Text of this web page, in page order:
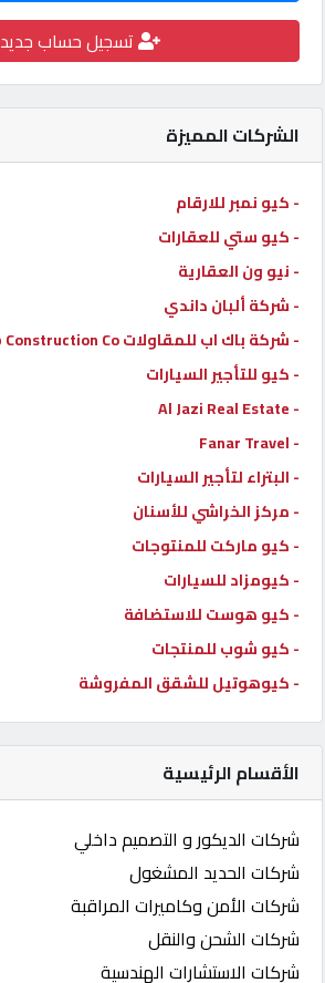
كيو
كيو
ماركت
الدليل
القطري
POWERED
QHOST
تسجيل حساب جديد
الشركات المميزة
- كيو نمبر للارقام
- كيو ستي للعقارات
- نيو ون العقارية
- شركة ألبان داندي
- شركة باك اب للمقاولات Back Up Construction Co
- كيو للتأجير السيارات
- Al Jazi Real Estate
- Fanar Travel
- البتراء لتأجير السيارات
- مركز الخراشي للأسنان
- كيو ماركت للمنتوجات
- كيومزاد للسيارات
- كيو هوست للاستضافة
- كيو شوب للمنتجات
- كيوهوتيل للشقق المفروشة
الأقسام الرئيسية
شركات الديكور و التصميم داخلي
شركات الحديد المشغول
شركات الأمن وكاميرات المراقبة
شركات الشحن والنقل
شركات الاستشارات الهندسية